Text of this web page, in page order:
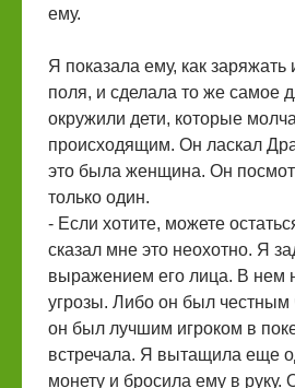
ему.
Я показала ему, как заряжать
поля, и сделала то же самое
окружили дети, которые
происходящим. Он ласкал
это была женщина. Он
только один.
- Если хотите, можете
сказал мне это неохотно. Я
выражением его лица. В нем
угрозы. Либо он был честным
он был лучшим игроком в
встречала. Я вытащила еще
монету и бросила ему в руку.